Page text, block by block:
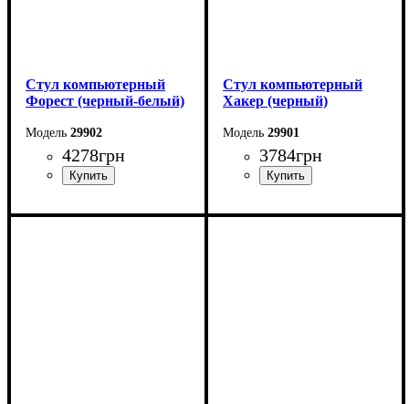
Стул компьютерный
Форест (черный-белый)
29902
4278грн
Стул компьютерный
Хакер (черный)
29901
3784грн